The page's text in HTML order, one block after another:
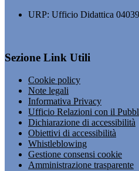
URP: Ufficio Didattica
Sezione Link Utili
Cookie policy
Note legali
Informativa Privacy
Ufficio Relazioni con il
Dichiarazione di accessibilità
Obiettivi di accessibilità
Whistleblowing
Gestione consensi cookie
Amministrazione trasparente